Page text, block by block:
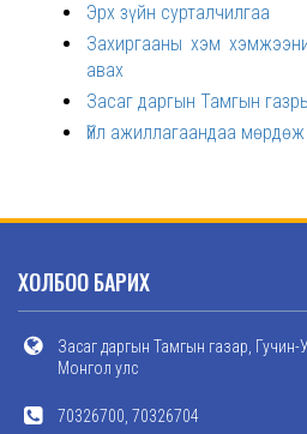
Эрх зүйн сурталчилгаа
Захиргааны хэм
авах
Засаг даргын Тамгын
Үйл ажиллагаандаа
ХОЛБОО БАРИХ
Засаг даргын Тамгын газар, Гучин-
Монгол улс
70326700, 70326704